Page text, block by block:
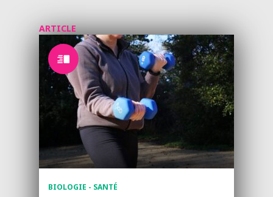
ARTICLE
BIOLOGIE - SANTÉ